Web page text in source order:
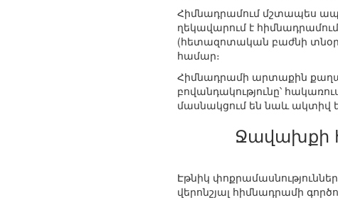
Հիմնադրամում մշտապես
ղեկավարում է
(հետազոտական բաժնի
համար։
Հիմնադրամի արտաքին
բովանդակությունը՝
մասնակցում են նաև ակտիվ
Ջավախքի
Էթնիկ
վերոնշյալ հիմնադրամի